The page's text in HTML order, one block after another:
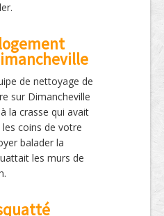
de nettoyage de
sur Dimancheville
la crasse qui avait
coins de votre
balader la
les murs de